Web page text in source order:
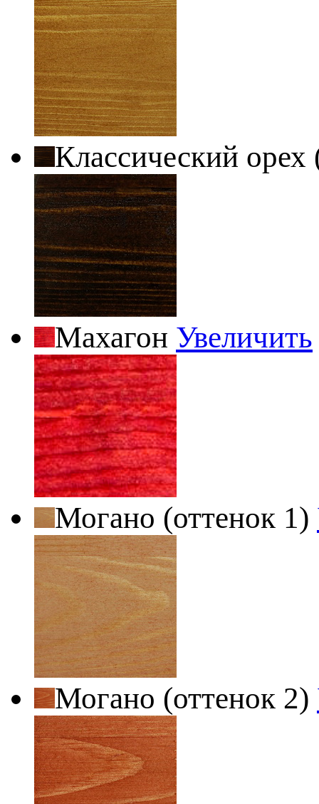
Классический
Махагон Увеличить
Могано (оттенок 1)
Могано (оттенок 2)